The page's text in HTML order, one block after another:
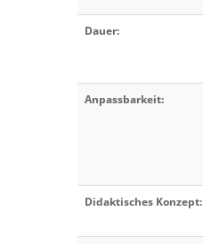
Dauer:
Anpassbarkeit:
Didaktisches Konzept: